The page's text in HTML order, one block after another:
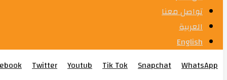
تواصل معنا
العربية
English
Twitter Youtub Tik Tok Snapchat
WhatsApp